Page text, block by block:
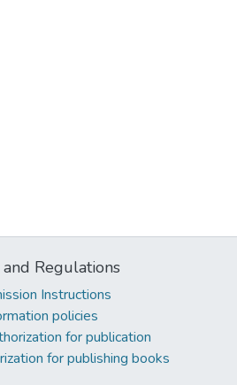
Regulations
Instructions
policies
for publication
for publishing books